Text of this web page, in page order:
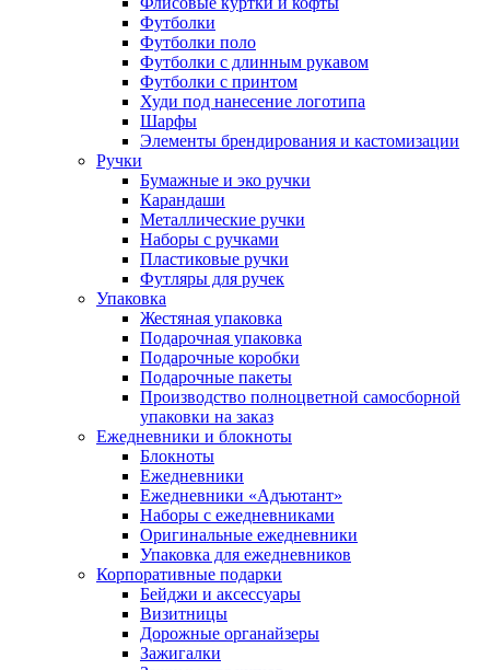
Футболки
Футболки поло
Футболки с длинным рукавом
Футболки с принтом
Худи под нанесение логотипа
Шарфы
Элементы брендирования и кастомизации
Ручки
Бумажные и эко ручки
Карандаши
Металлические ручки
Наборы с ручками
Пластиковые ручки
Футляры для ручек
Упаковка
Жестяная упаковка
Подарочная упаковка
Подарочные коробки
Подарочные пакеты
Производство полноцветной самосборной
упаковки на заказ
Ежедневники и блокноты
Блокноты
Ежедневники
Ежедневники «Адъютант»
Наборы с ежедневниками
Оригинальные ежедневники
Упаковка для ежедневников
Корпоративные подарки
Бейджи и аксессуары
Визитницы
Дорожные органайзеры
Зажигалки